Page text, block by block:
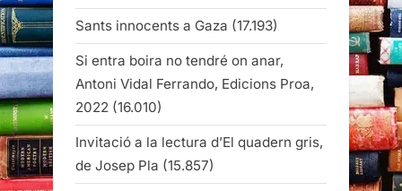
Sants innocents a Gaza (17.193)
Si entra boira no tendré on anar,
Antoni Vidal Ferrando, Edicions Proa,
2022 (16.010)
Invitació a la lectura d’El quadern gris,
de Josep Pla (15.857)